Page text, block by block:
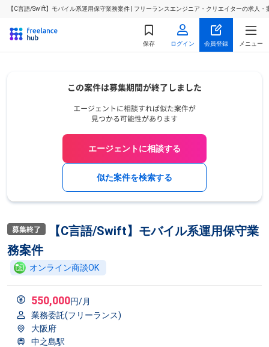
【C言語/Swift】モバイル系運用保守業務案件 | フリーランスエンジニア・クリエイターの求人・
保存 ログイン 会員登録 メニュー
エージェントに相談する
似た案件を検索する
【C言語/Swift】モバイル系運用保守業
務案件
オンライン商談OK
550,000円/月
業務委託(フリーランス)
大阪府
中之島駅